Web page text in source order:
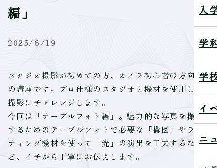
入
学
学
イ
ニ
編」
2025/6/19
スタジオ撮影が初めての方、カメラ初心者の方向け
の講座です。プロ仕様のスタジオと機材を使用して
撮影にチャレンジします。
今回は「テーブルフォト編」。魅力的な写真を撮影
するためのテーブルフォトで必要な「構図」やライ
ティング機材を使って「光」の演出を工夫するな
ど、イチから丁寧にお伝えします。